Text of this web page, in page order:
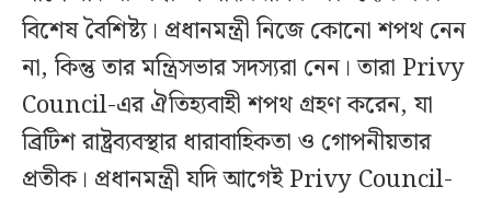
বিশেষ বৈশিষ্ট্য। প্রধানমন্ত্রী নিজে কোনো শপথ নেন
না, কিন্তু তার মন্ত্রিসভার সদস্যরা নেন। তারা Privy
Council-এর ঐতিহ্যবাহী শপথ গ্রহণ করেন, যা
ব্রিটিশ রাষ্ট্রব্যবস্থার ধারাবাহিকতা ও গোপনীয়তার
প্রতীক। প্রধানমন্ত্রী যদি আগেই Privy Council-